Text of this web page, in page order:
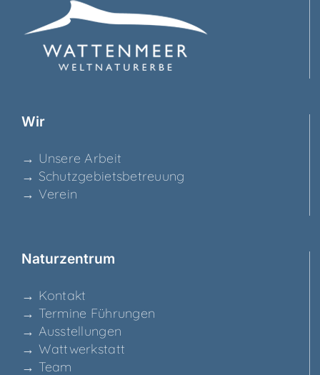
Wir
→ Unse­re Arbeit
→ Schutz­ge­biets­be­treu­ung
→ Ver­ein
Natur­zen­trum
→ Kon­takt
→ Ter­mi­ne Führungen
→ Aus­stel­lun­gen
→ Watt­werk­statt
→ Team